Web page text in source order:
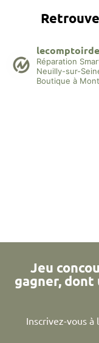
Réparation
Neuilly-sur-
Boutique à
Jeu
gagner, dont
Inscrivez-vous